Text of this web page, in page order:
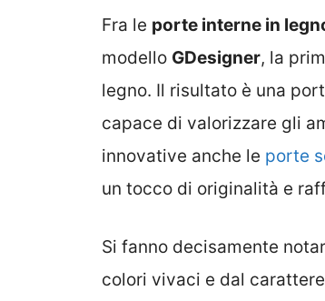
Fra le porte interne in
modello GDesigner, la
legno. Il risultato è una
capace di valorizzare gli
innovative anche le porte
un tocco di originalità e
Si fanno decisamente
colori vivaci e dal